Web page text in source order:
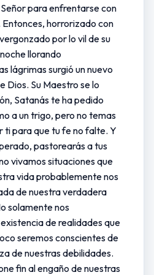
para enfrentarse con
horrorizado con
por lo vil de su
llorando
lágrimas surgió un nuevo
Dios. Su Maestro se lo
Satanás te ha pedido
a un trigo, pero no temas
ti para que tu fe no falte. Y
pastorearás a tus
vivamos situaciones que
vida probablemente nos
de nuestra verdadera
solamente nos
de realidades que
seremos conscientes de
de nuestras debilidades.
fin al engaño de nuestras